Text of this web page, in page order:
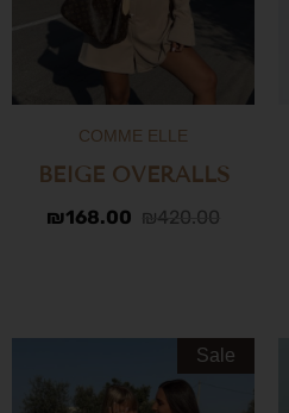
COMME ELLE
BEIGE OVERALLS
₪420.00
₪168.00
Sale